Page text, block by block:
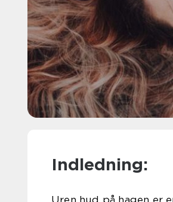
Indledning:
Uren hud på hagen er